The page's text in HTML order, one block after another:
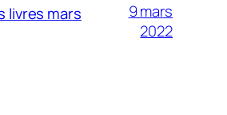
livres mars
9 mars
2022